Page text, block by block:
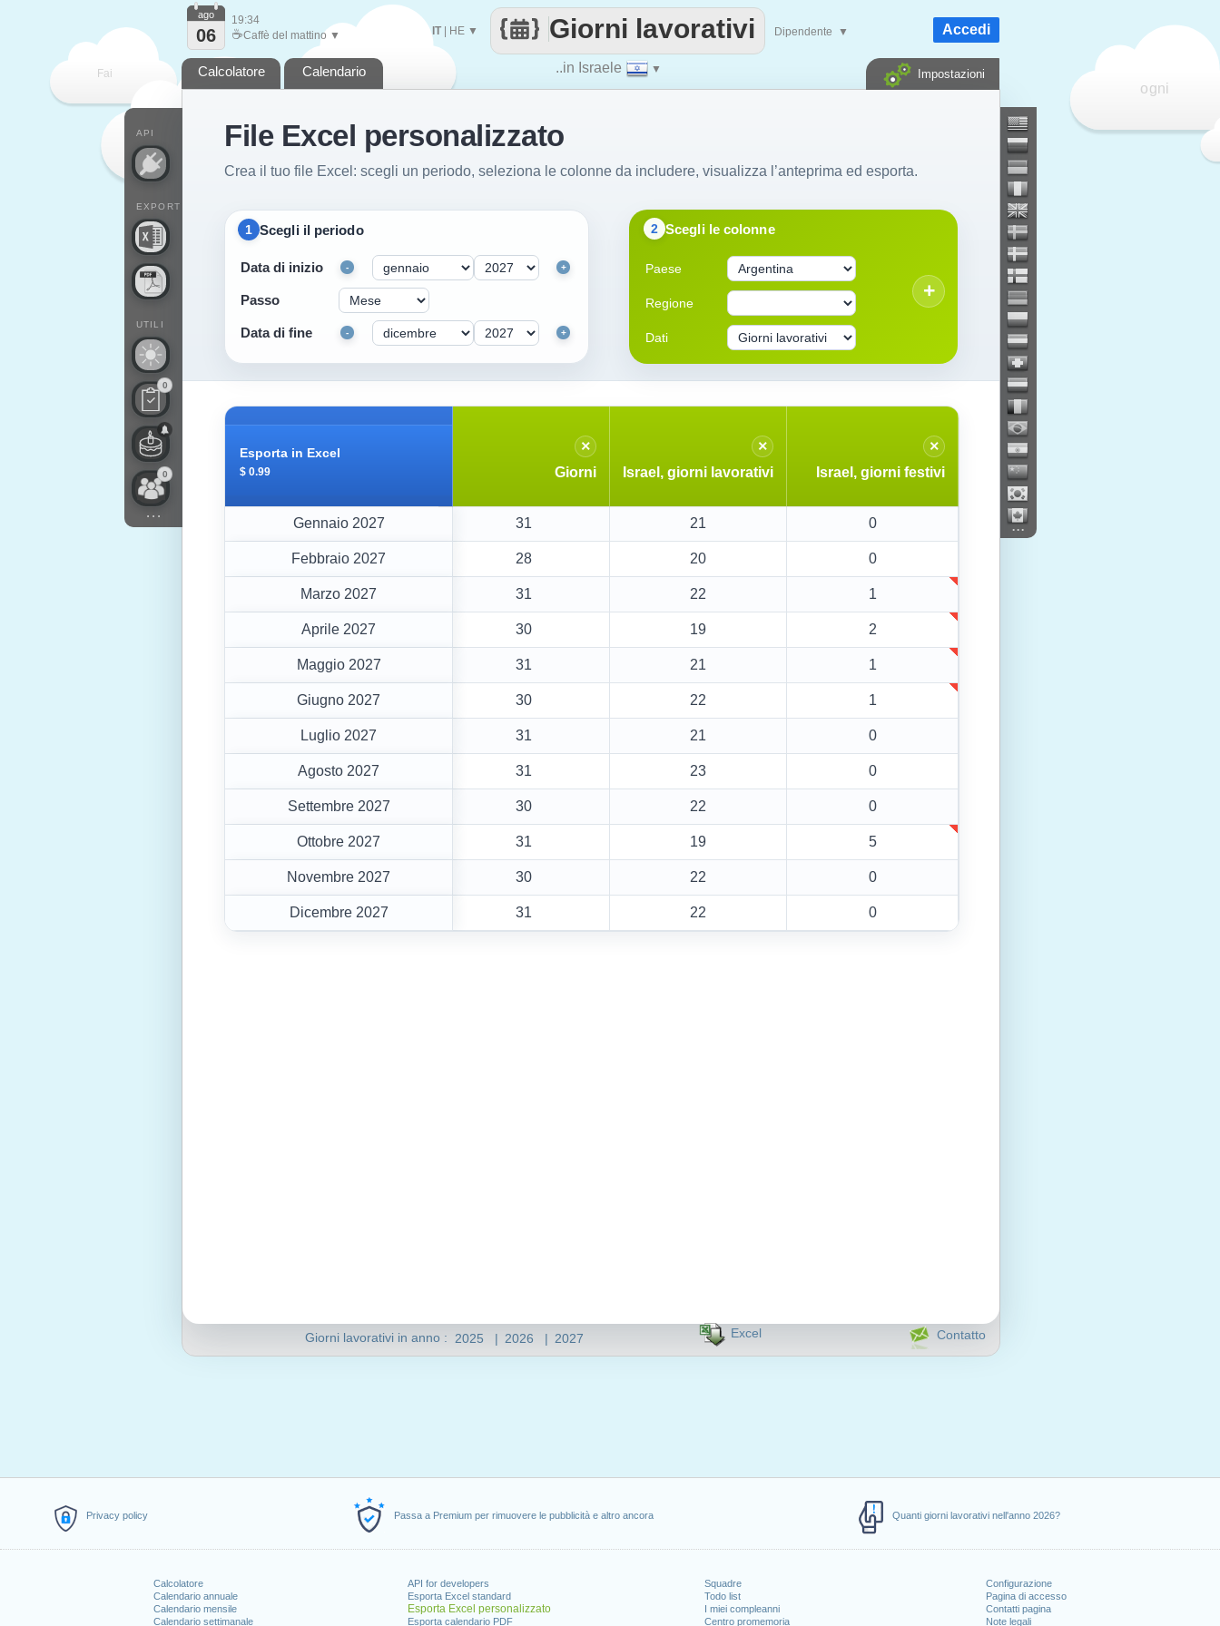
Privacy policy Passa a Premium per rimuovere le pubblicità e altro ancora Quanti giorni lavorativi nell'anno 2026?
Calcolatore
Calendario annuale
Calendario mensile
Calendario settimanale
API for developers
Esporta Excel standard
Esporta Excel personalizzato
Esporta calendario PDF
Squadre
Todo list
I miei compleanni
Centro promemoria
Configurazione
Pagina di accesso
Contatti pagina
Note legali
Fai
ogni
..in Israele ▼
Giorni lavorativi
IT| HE ▼ Dipendente ▼
API
EXPORT
UTILI
0
0
...
ago
06
19:34
☕Caffè del mattino ▼ Accedi
Calcolatore Calendario Impostazioni
Giorni lavorativi in anno : 2025 | 2026 | 2027
...
Contatto
Excel
File Excel personalizzato
Crea il tuo file Excel: scegli un periodo, seleziona le colonne da includere, visualizza l’anteprima ed esporta.
2 Scegli le colonne
Paese
Regione
Dati
+
1 Scegli il periodo
Data di inizio - +
Passo
Data di fine - +
Esporta in Excel
$ 0.99
×
Giorni
×
Israel, giorni lavorativi
×
Israel, giorni festivi
Gennaio 2027 31 21 0
Febbraio 2027 28 20 0
Marzo 2027 31 22 1
Aprile 2027 30 19 2
Maggio 2027 31 21 1
Giugno 2027 30 22 1
Luglio 2027 31 21 0
Agosto 2027 31 23 0
Settembre 2027 30 22 0
Ottobre 2027 31 19 5
Novembre 2027 30 22 0
Dicembre 2027 31 22 0